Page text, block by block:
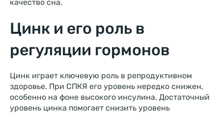
качество сна.
Цинк и его роль в
регуляции гормонов
Цинк играет ключевую роль в репродуктивном
здоровье. При СПКЯ его уровень нередко снижен,
особенно на фоне высокого инсулина. Достаточный
уровень цинка помогает снизить уровень